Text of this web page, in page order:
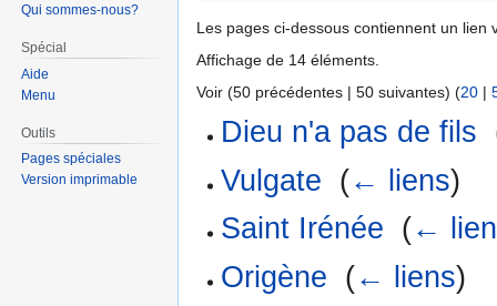
Les pages ci-dessous contiennent un lien
Affichage de 14 éléments.
Voir (50 précédentes | 50 suivantes) (20 |
Dieu n'a pas de fils
Vulgate (← liens)
Saint Irénée (←
Origène (← liens)
Qui sommes-nous?
Spécial
Aide
Menu
Outils
Pages spéciales
Version imprimable